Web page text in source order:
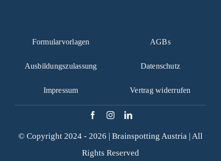
Formularvorlagen
Ausbildungszulassung
Impressum
AGBs
Datenschutz
Vertrag widerrufen
© Copyright 2024 - 2026 | Brainspotting Austria | All
Rights Reserved